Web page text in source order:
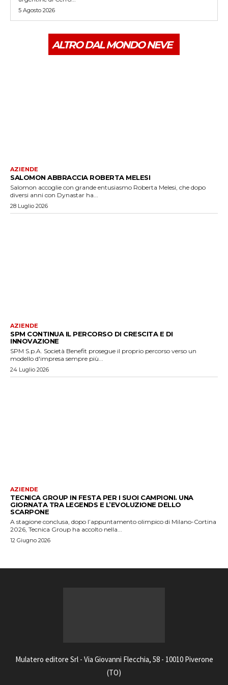
5 Agosto 2026
ALTRO DAL MONDO NEVE
AZIENDE
SALOMON ABBRACCIA ROBERTA MELESI
Salomon accoglie con grande entusiasmo Roberta Melesi, che dopo
diversi anni con Dynastar ha...
28 Luglio 2026
AZIENDE
SPM CONTINUA IL PERCORSO DI CRESCITA E DI
INNOVAZIONE
SPM S.p.A. Società Benefit prosegue il proprio percorso verso un
modello d'impresa sempre più...
24 Luglio 2026
AZIENDE
TECNICA GROUP IN FESTA PER I SUOI CAMPIONI. UNA
GIORNATA TRA LEGENDS E L’EVOLUZIONE DELLO
SCARPONE
A stagione conclusa, dopo l’appuntamento olimpico di Milano-Cortina
2026, Tecnica Group ha accolto nella...
12 Giugno 2026
Mulatero editore Srl - Via Giovanni Flecchia, 58 - 10010 Piverone
(TO)